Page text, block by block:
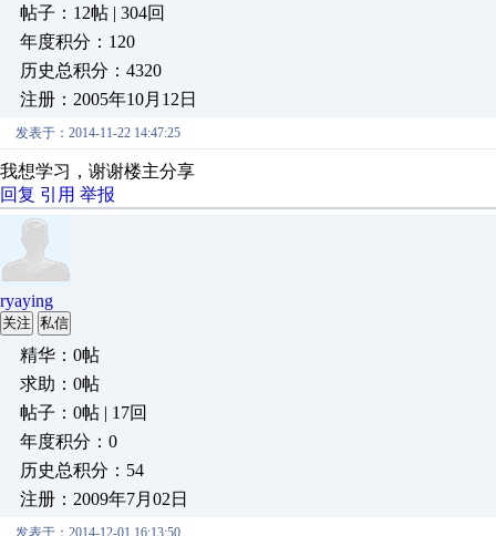
帖子：12帖 | 304回
年度积分：120
历史总积分：4320
注册：2005年10月12日
发表于：2014-11-22 14:47:25
我想学习，谢谢楼主分享
回复 引用 举报
ryaying
关注 私信
精华：0帖
求助：0帖
帖子：0帖 | 17回
年度积分：0
历史总积分：54
注册：2009年7月02日
发表于：2014-12-01 16:13:50